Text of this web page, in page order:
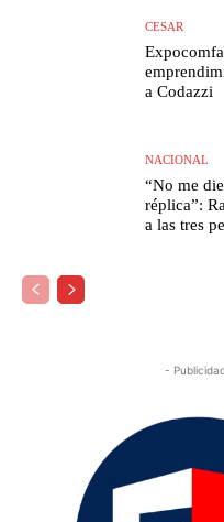
CESAR
a Codazzi
NACIONAL
“No me
réplica”:
a las tres
-